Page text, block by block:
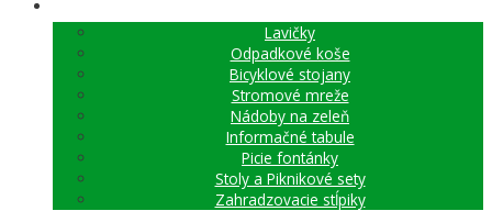
Lavičky
Odpadkové koše
Bicyklové stojany
Stromové mreže
Nádoby na zeleň
Informačné tabule
Picie fontánky
Stoly a Piknikové sety
Zahradzovacie stĺpiky